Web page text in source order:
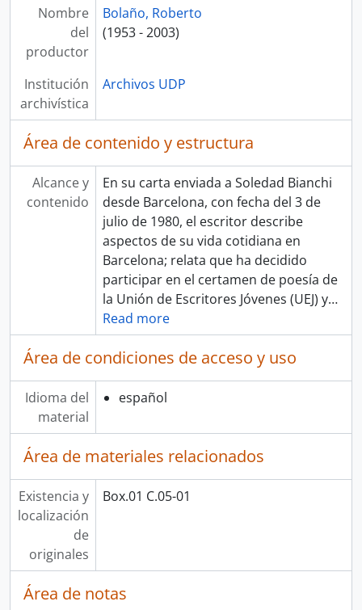
Nombre
del
productor
Bolaño, Roberto
(1953 - 2003)
Institución
archivística
Archivos UDP
Área de contenido y estructura
Alcance y
contenido
En su carta enviada a Soledad Bianchi
desde Barcelona, con fecha del 3 de
julio de 1980, el escritor describe
aspectos de su vida cotidiana en
Barcelona; relata que ha decidido
participar en el certamen de poesía de
la Unión de Escritores Jóvenes (UEJ) y…
Read more
Área de condiciones de acceso y uso
Idioma del
material
español
Área de materiales relacionados
Existencia y
localización
de
originales
Box.01 C.05-01
Área de notas